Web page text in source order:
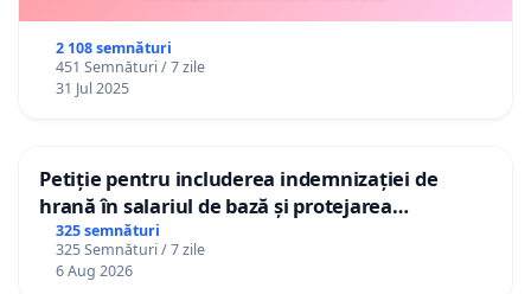
2 108 semnături
451 Semnături / 7 zile
31 Jul 2025
Petiție pentru includerea indemnizației de
hrană în salariul de bază și protejarea
gradațiilor de vechime pentru asistenții
personali
325 semnături
325 Semnături / 7 zile
6 Aug 2026